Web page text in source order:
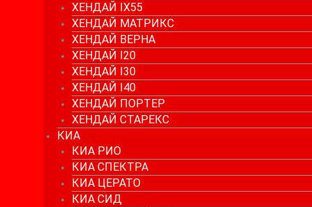
ХЕНДАЙ IX55
ХЕНДАЙ МАТРИКС
ХЕНДАЙ ВЕРНА
ХЕНДАЙ I20
ХЕНДАЙ I30
ХЕНДАЙ I40
ХЕНДАЙ ПОРТЕР
ХЕНДАЙ СТАРЕКС
КИА
КИА РИО
КИА СПЕКТРА
КИА ЦЕРАТО
КИА СИД